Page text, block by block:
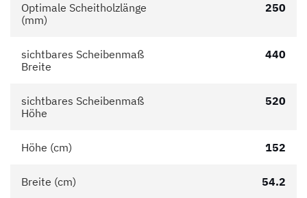
Optimale Scheitholzlänge
(mm)
250
sichtbares Scheibenmaß
Breite
440
sichtbares Scheibenmaß
Höhe
520
Höhe (cm) 152
Breite (cm) 54.2